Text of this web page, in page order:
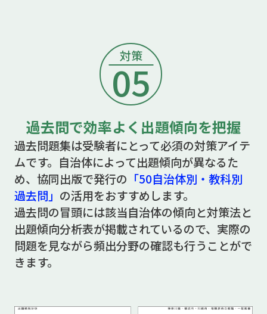
対策
05
過去問で効率よく出題傾向を把握
過去問題集は受験者にとって必須の対策アイテ
ムです。自治体によって出題傾向が異なるた
め、協同出版で発行の 「50自治体別・教科別
過去問」 の活用をおすすめします。
過去問の冒頭には該当自治体の傾向と対策法と
出題傾向分析表が掲載されているので、実際の
問題を見ながら頻出分野の確認も行うことがで
きます。